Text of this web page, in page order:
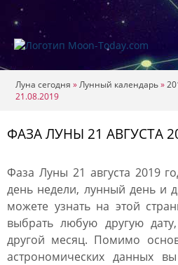
Луна сегодня »Лунный календарь»
21.08.2019
ФАЗА ЛУНЫ 21 АВГУСТА
Фаза Луны 21 августа 2019
день недели, лунный день и
можете узнать на этой
выбрать любую другую
другой месяц. Помимо
астрономических данных